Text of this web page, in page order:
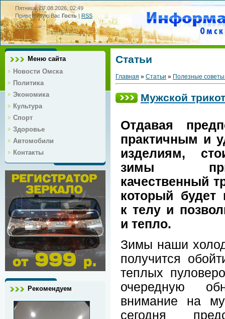
Пятница, 07.08.2026, 02:49
Приветствую Вас Гость|RSS
Меню сайта
Новости Омска
Политика
Экономика
Культура
Спорт
Здоровье
Автомобили
Контакты
Рекомендуем
Статьи
Главная » Статьи » Полезные
Мужской
Отдавая
практичным и
изделиям,
зимы
качественный
который будет
к телу и
и тепло.
Зимы наши
получится
теплых
очередную
внимание на
сегодня